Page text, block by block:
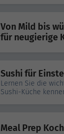
Von Mild bis
für neugierige
Sushi für
Lernen Sie die
Sushi-Küche
Meal Prep